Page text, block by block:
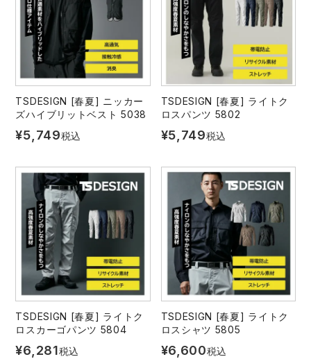
TSDESIGN [春夏] ニッカー
ズハイブリットベスト 5038
¥5,749税込
TSDESIGN [春夏] ライトク
ロスパンツ 5802
¥5,749税込
TSDESIGN [春夏] ライトク
ロスカーゴパンツ 5804
¥6,281税込
TSDESIGN [春夏] ライトク
ロスシャツ 5805
¥6,600税込